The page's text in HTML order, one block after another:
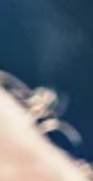
27 | 10 | 2019
Klimatyzacja w biurze
korzyści
Poprawa komfortu i
Jeszcze do niedawna
biurze uznawana była
przejaw luksusu.